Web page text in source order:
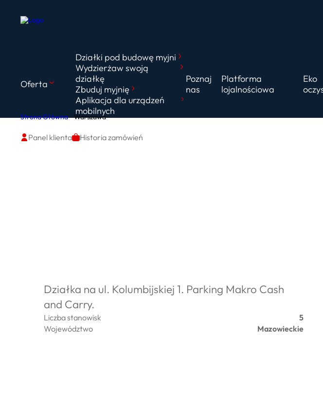
Oferta
Działki pod budowę myjni
Wydzierżaw swoją
działkę
Zbuduj myjnię
Aplikacja dla urządzeń
mobilnych
Poznaj
nas
Platforma
lojalnościowa
Eko
Panel klienta Historia zamówień
Strona Główna Warszawa
Działka na ul. Kolumbijskiej 1. Parking Makro Cash
and Carry.
Liczba stanowisk
5
Województwo
Mazowieckie